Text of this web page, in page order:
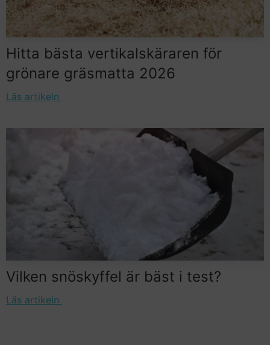
Hitta bästa vertikalskäraren för
grönare gräsmatta 2026
Läs artikeln
Vilken snöskyffel är bäst i test?
Läs artikeln